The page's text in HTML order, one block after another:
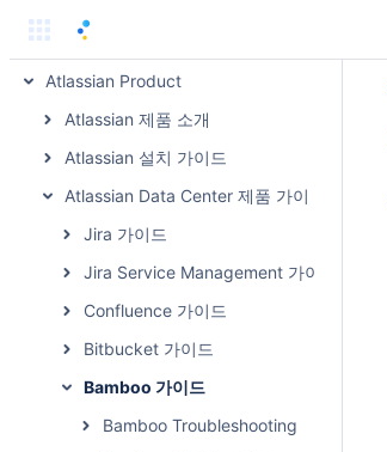
Team Files
Atlassian Product
Atlassian 제품 소개
Atlassian 설치 가이드
Atlassian Data Center 제품 가이드
Jira 가이드
Jira Service Management 가이드
Confluence 가이드
Bitbucket 가이드
Bamboo 가이드
Bamboo Troubleshooting